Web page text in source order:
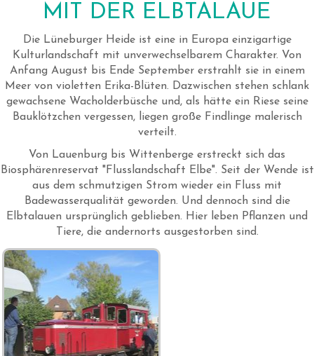
MIT DER ELBTALAUE
Die Lüneburger Heide ist eine in Europa einzigartige
Kulturlandschaft mit unverwechselbarem Charakter. Von
Anfang August bis Ende September erstrahlt sie in einem
Meer von violetten Erika-Blüten. Dazwischen stehen schlank
gewachsene Wacholderbüsche und, als hätte ein Riese seine
Bauklötzchen vergessen, liegen große Findlinge malerisch
verteilt.
Von Lauenburg bis Wittenberge erstreckt sich das
Biosphärenreservat "Flusslandschaft Elbe". Seit der Wende ist
aus dem schmutzigen Strom wieder ein Fluss mit
Badewasserqualität geworden. Und dennoch sind die
Elbtalauen ursprünglich geblieben. Hier leben Pflanzen und
Tiere, die andernorts ausgestorben sind.